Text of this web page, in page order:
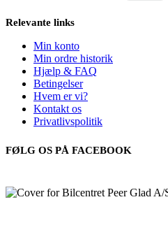
Relevante links
Min konto
Min ordre historik
Hjælp & FAQ
Betingelser
Hvem er vi?
Kontakt os
Privatlivspolitik
FØLG OS PÅ FACEBOOK